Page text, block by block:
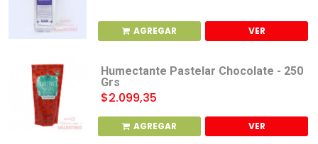
AGREGAR VER
Humectante Pastelar Chocolate - 250
Grs
$2.099,35
AGREGAR VER